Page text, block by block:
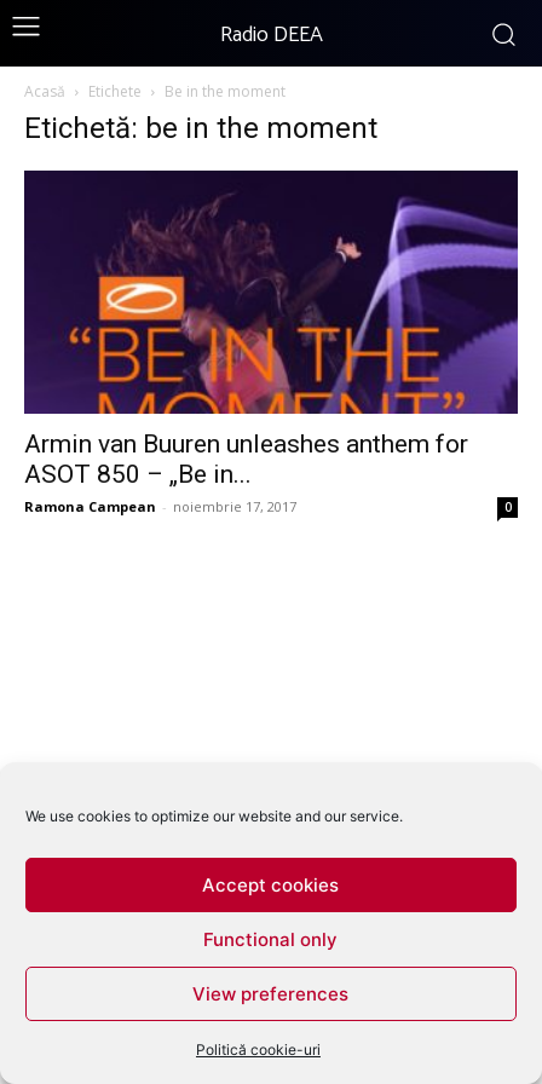
We use cookies to optimize our website and our service.
Accept cookies
Functional only
View preferences
Politică cookie-uri
Radio DEEA
Acasă Etichete Be in the moment
Etichetă: be in the moment
Armin van Buuren unleashes anthem for
ASOT 850 – „Be in...
Ramona Campean - noiembrie 17, 2017 0